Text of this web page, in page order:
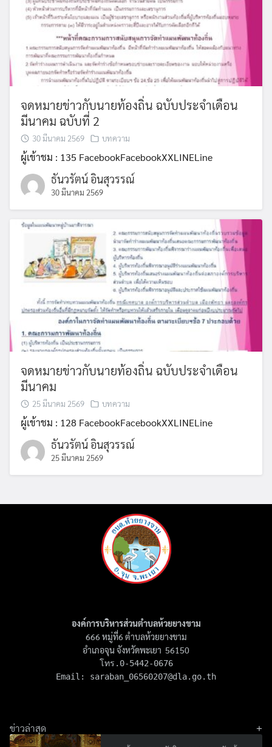
Search
Search
จดหมายข่าวกับนายท้องถิ่น ฉบับประจำเดือน
มีนาคม ฉบับที่ 2
30 มีนาคม 2569 บทความ
ผู้เข้าชม : 135 FacebookFacebookXXLINELine
ธันวรัตน์ อินสุวรรณ์
30 มีนาคม 2569
จดหมายข่าวกับนายท้องถิ่น ฉบับประจำเดือน
มีนาคม
25 มีนาคม 2569 บทความ
ผู้เข้าชม : 128 FacebookFacebookXXLINELine
ธันวรัตน์ อินสุวรรณ์
25 มีนาคม 2569
องค์การบริหารส่วนตำบลห้วยยางขาม
666 หมู่ที่6 ตำบลห้วยยางขาม
อำเภอจุน จังหวัดพะเยา 56150
โทร.0-5442-0676
Email: saraban_06560207@dla.go.th
ข่าวล่าสุด